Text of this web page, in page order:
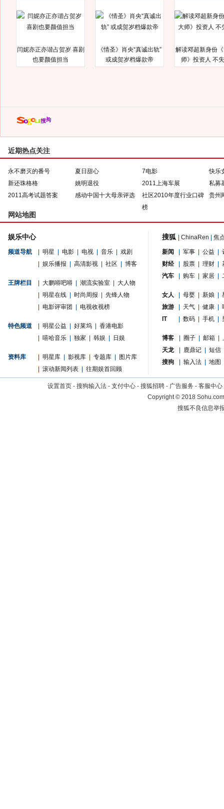
闫妮亦正亦谐占贺岁 喜剧
也要颜值担当
《情圣》肖央“真诚出轨”
或成贺岁档爆款帝
解读邓超新身份
师》投资人 不
近期热点关注
永不磨灭的番号 夏日甜心 7电影
快乐
新还珠格格
姚明退役 2011上海车展
私募
2011高考试题答案
感动中国十大母亲评选
社区2010年度行业口碑
榜
贵州
网站地图
娱乐中心
频道导航 明星 电影 电视 音乐
戏剧
娱乐播报 高清影视 社区 博客
王牌栏目 大鹏嘚吧嘚 潮流实验室
大人物
明星在线 时尚周报
先锋人物
电影评审团 电视收视榜
特色频道 明星公益 好莱坞
香港电影
嘻哈音乐 独家 韩娱 日娱
资料库 明星库 影视库 专题库
图片库
滚动新闻列表 往期娱首回顾
搜狐 ChinaRen 焦
新闻 军事 公益
财经
股票 理财
汽车
购车 家居
女人 母婴 新娘
旅游
天气 健康
IT
数码 手机
博客 圈子 邮箱
天龙
鹿鼎记
短信
搜狗
输入法 地图
设置首页 - 搜狗输入法 - 支付中心 - 搜狐招聘 - 广告服务 - 客服中心
Copyright©2018
搜狐不良信息举